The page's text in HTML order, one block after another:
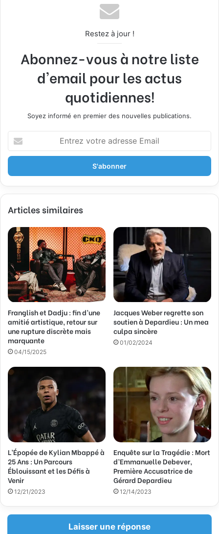
Restez à jour !
Abonnez-vous à notre liste
d'email pour les actus
quotidiennes!
Soyez informé en premier des nouvelles publications.
t
e
z
o
r
r
e
s
s
e
E
m
a
i
Articles similaires
Franglish et Dadju : fin d’une
amitié artistique, retour sur
une rupture discrète mais
marquante
04/15/2025
Jacques Weber regrette son
soutien à Depardieu : Un mea
culpa sincère
01/02/2024
L’Épopée de Kylian Mbappé à
25 Ans : Un Parcours
Éblouissant et les Défis à
Venir
12/21/2023
Enquête sur la Tragédie : Mort
d’Emmanuelle Debever,
Première Accusatrice de
Gérard Depardieu
12/14/2023
Laisser une réponse